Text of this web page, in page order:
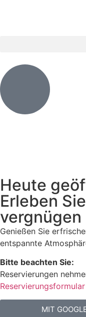
Heute
Erleben
vergnügen
Genießen Sie
entspannte
Bitte beachten Sie:
Reservierungen
Reservierungsformular
MIT